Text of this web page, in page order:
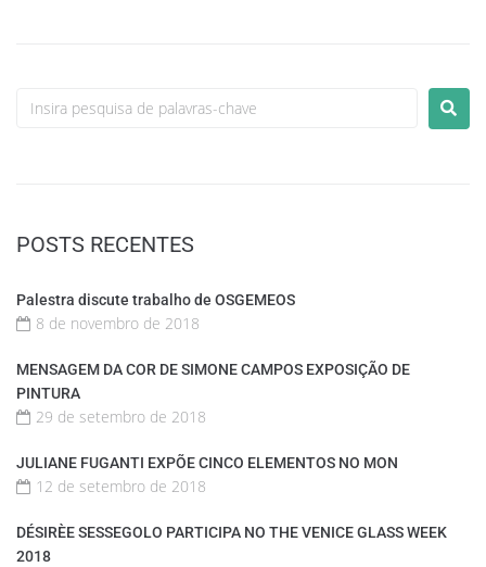
POSTS RECENTES
Palestra discute trabalho de OSGEMEOS
8 de novembro de 2018
MENSAGEM DA COR DE SIMONE CAMPOS EXPOSIÇÃO DE
PINTURA
29 de setembro de 2018
JULIANE FUGANTI EXPÕE CINCO ELEMENTOS NO MON
12 de setembro de 2018
DÉSIRÈE SESSEGOLO PARTICIPA NO THE VENICE GLASS WEEK
2018